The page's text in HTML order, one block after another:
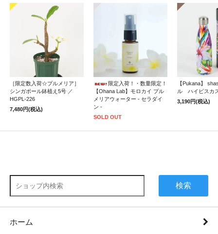
［限定数入荷☆プルメリア］
シンガポール鉢植え5号 ／
HGPL-226
7,480円(税込)
限定入荷！・数量限定！
【Ohana Lab】モロカイ プル
メリアウォーター - セラダイ
ン -
SOLD OUT
【Pukana】
ル ハイビスカ
3,190円(税込)
検索
ホーム